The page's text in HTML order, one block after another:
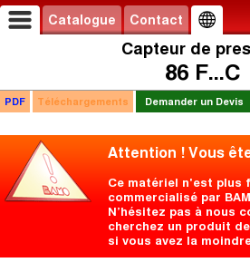
Catalogue Contact
Capteur de
86 F...C
PDF Téléchargements Demander un Devis
Attention ! Vous
Ce matériel n'est plus
commercialisé par
N’hésitez pas à nous
cherchez un produit
si vous avez la